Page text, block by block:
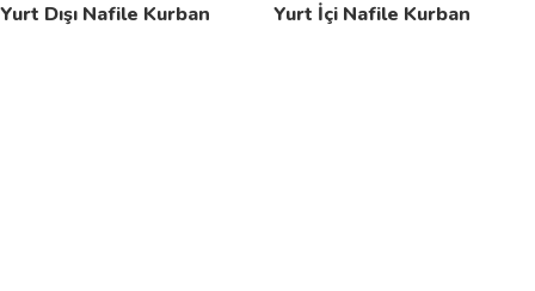
Yurt Dışı Nafile Kurban Yurt İçi Nafile Kurban